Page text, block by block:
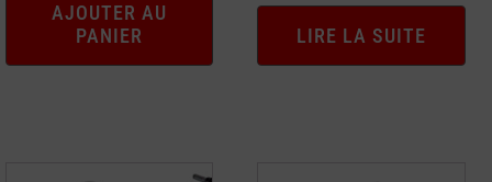
AJOUTER AU
PANIER
LIRE LA SUITE